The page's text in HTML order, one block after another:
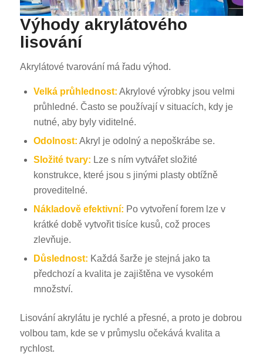
Výhody akrylátového
lisování
Akrylátové tvarování má řadu výhod.
Velká průhlednost: Akrylové výrobky jsou velmi
průhledné. Často se používají v situacích, kdy je
nutné, aby byly viditelné.
Odolnost: Akryl je odolný a nepoškrábe se.
Složité tvary: Lze s ním vytvářet složité
konstrukce, které jsou s jinými plasty obtížně
proveditelné.
Nákladově efektivní: Po vytvoření forem lze v
krátké době vytvořit tisíce kusů, což proces
zlevňuje.
Důslednost: Každá šarže je stejná jako ta
předchozí a kvalita je zajištěna ve vysokém
množství.
Lisování akrylátu je rychlé a přesné, a proto je dobrou
volbou tam, kde se v průmyslu očekává kvalita a
rychlost.